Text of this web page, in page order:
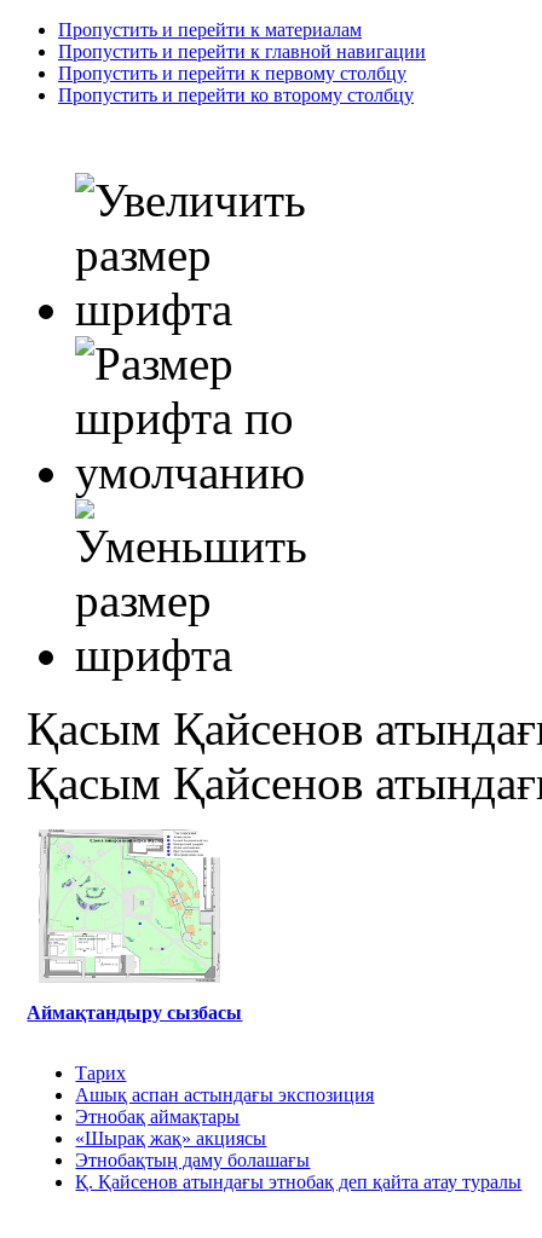
Пропустить и перейти к материалам
Пропустить и перейти к главной навигации
Пропустить и перейти к первому столбцу
Пропустить и перейти ко второму столбцу
Қасым Қайсенов
Қасым Қайсенов
Аймақтандыру сызбасы
Тарих
Ашық аспан астындағы экспозиция
Этнобақ аймақтары
«Шырақ жақ» акциясы
Этнобақтың даму болашағы
Қ. Қайсенов атындағы этнобақ деп қайта атау туралы